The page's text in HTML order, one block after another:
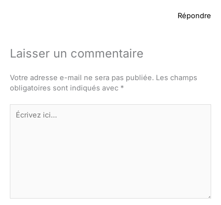
Répondre
Laisser un commentaire
Votre adresse e-mail ne sera pas publiée. Les champs
obligatoires sont indiqués avec *
Écrivez
ici…